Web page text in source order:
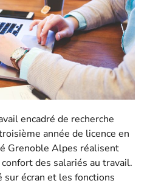
encadré de recherche
année de licence en
Grenoble Alpes réalisent
des salariés au travail.
écran et les fonctions